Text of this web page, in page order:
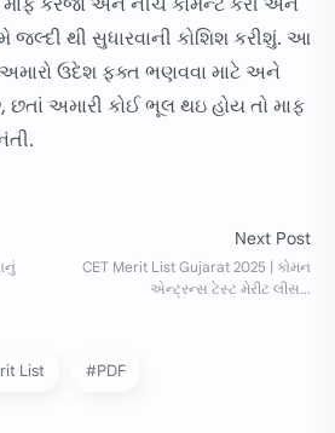
થી સુધારવાની કોશિશ કરીશું. આ
અમારો ઉદેશ ફક્ત ભણવવા માટે અને
છતાં અમારી કોઈ ભૂલ થઇ હોય તો માફ
List #PDF